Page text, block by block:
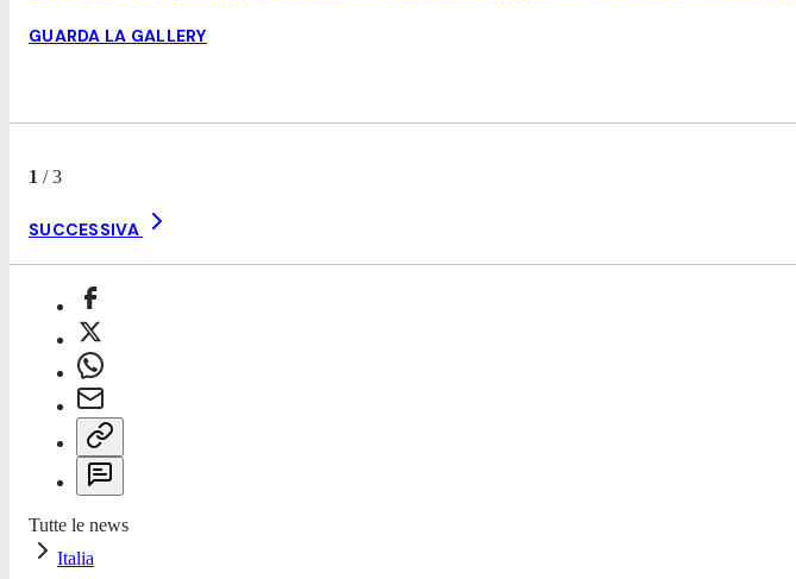
GUARDA LA GALLERY
1 /3
SUCCESSIVA
Tutte le news
Italia